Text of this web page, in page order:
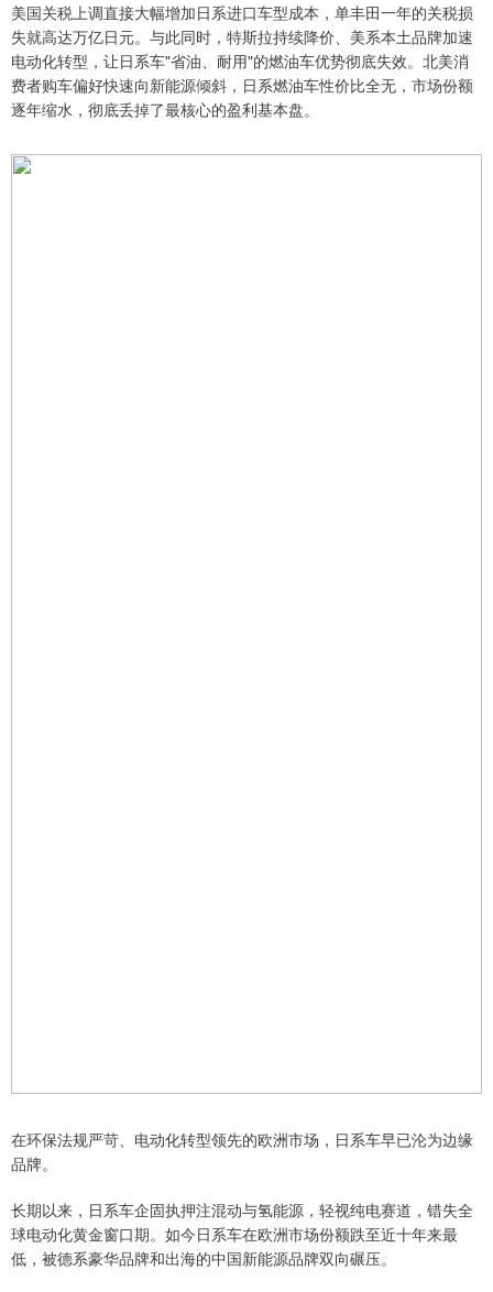
美国关税上调直接大幅增加日系进口车型成本，单丰田一年的关税损
失就高达万亿日元。与此同时，特斯拉持续降价、美系本土品牌加速
电动化转型，让日系车"省油、耐用"的燃油车优势彻底失效。北美消
费者购车偏好快速向新能源倾斜，日系燃油车性价比全无，市场份额
逐年缩水，彻底丢掉了最核心的盈利基本盘。
在环保法规严苛、电动化转型领先的欧洲市场，日系车早已沦为边缘
品牌。
长期以来，日系车企固执押注混动与氢能源，轻视纯电赛道，错失全
球电动化黄金窗口期。如今日系车在欧洲市场份额跌至近十年来最
低，被德系豪华品牌和出海的中国新能源品牌双向碾压。